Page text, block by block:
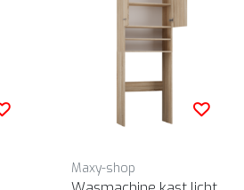
Maxy-shop